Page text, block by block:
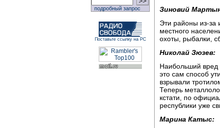
подробный запрос
Поставьте ссылку на РС
Зиновий
Эти районы из-за
местного
охоты, рыбалки,
Николай Зюзев:
Наибольший вред
это сам способ
взрывали
Теперь
кстати, по
республики уже
Марина Катыс: